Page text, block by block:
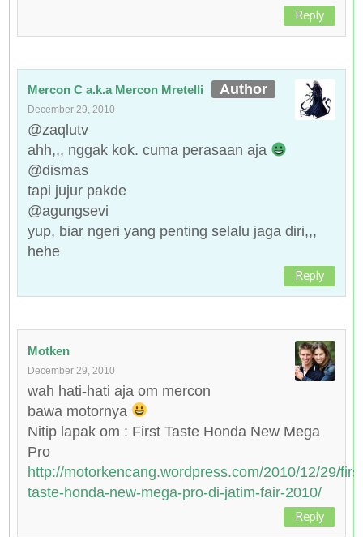
Reply
Mercon C a.k.a Mercon Mretelli
December 29, 2010
@zaqlutv
ahh,,, nggak kok. cuma perasaan aja
@dismas
tapi jujur pakde
@agungsevi
yup, biar ngeri yang penting selalu jaga diri,,,
hehe
Reply
Motken
December 29, 2010
wah hati-hati aja om mercon
bawa motornya
Nitip lapak om : First Taste Honda New Mega
Pro
http://motorkencang.wordpress.com/2010/12/29/
taste-honda-new-mega-pro-di-jatim-fair-2010/
Reply